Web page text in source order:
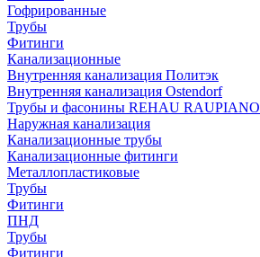
Гофрированные
Трубы
Фитинги
Канализационные
Внутренняя канализация Политэк
Внутренняя канализация Ostendorf
Трубы и фасонины REHAU RAUPIANO
Наружная канализация
Канализационные трубы
Канализационные фитинги
Металлопластиковые
Трубы
Фитинги
ПНД
Трубы
Фитинги